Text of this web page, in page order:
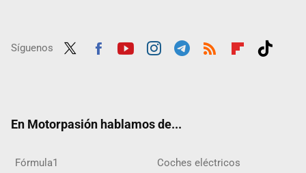
Síguenos
En Motorpasión hablamos de...
Fórmula1 Coches eléctricos